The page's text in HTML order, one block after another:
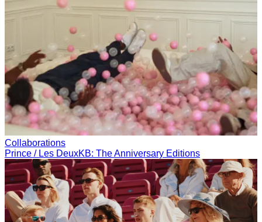
Collaborations
Prince / Les Deux KB: The Anniversary Editions